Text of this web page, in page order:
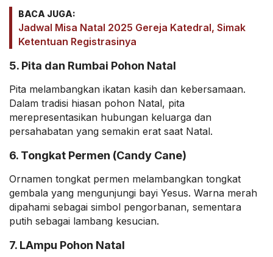
BACA JUGA:
Jadwal Misa Natal 2025 Gereja Katedral, Simak
Ketentuan Registrasinya
5. Pita dan Rumbai Pohon Natal
Pita melambangkan ikatan kasih dan kebersamaan.
Dalam tradisi hiasan pohon Natal, pita
merepresentasikan hubungan keluarga dan
persahabatan yang semakin erat saat Natal.
6. Tongkat Permen (Candy Cane)
Ornamen tongkat permen melambangkan tongkat
gembala yang mengunjungi bayi Yesus. Warna merah
dipahami sebagai simbol pengorbanan, sementara
putih sebagai lambang kesucian.
7. LAmpu Pohon Natal